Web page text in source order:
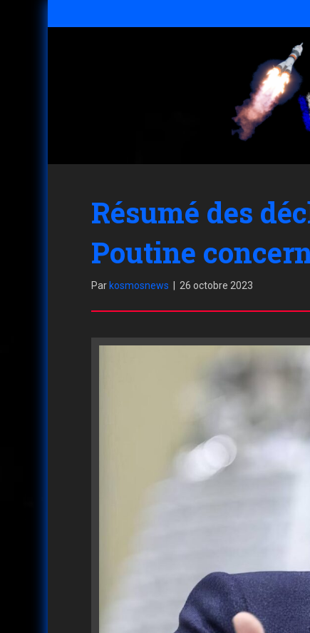
Résumé des
Poutine
Par kosmosnews 26 octobre 2023